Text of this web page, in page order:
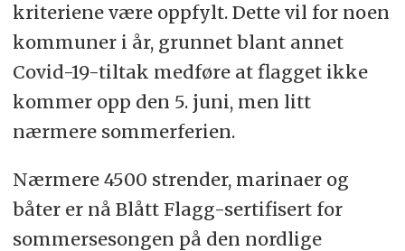
kriteriene være oppfylt. Dette vil for noen
kommuner i år, grunnet blant annet
Covid-19-tiltak medføre at flagget ikke
kommer opp den 5. juni, men litt
nærmere sommerferien.
Nærmere 4500 strender, marinaer og
båter er nå Blått Flagg-sertifisert for
sommersesongen på den nordlige